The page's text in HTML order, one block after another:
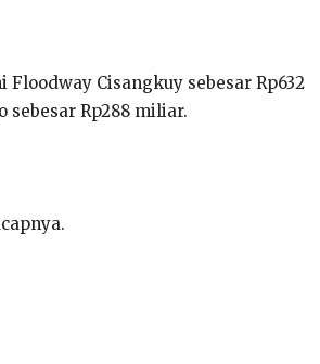
Cisangkuy sebesar Rp632
sebesar Rp288 miliar.